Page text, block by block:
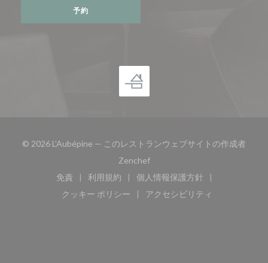
予約
© 2026 L'Aubépine — このレストランウェブサイトの作成者
Zenchef((新しいウィンドウで開きます))
免責
((新しいウィンドウで開きます))
利用規約
((新しいウィンドウで開きます))
個人情報保護方針
((新しいウィンドウで開
クッキー ポリシー
((新しいウィンドウで開きます))
アクセシビリティ
((新しいウィンドウで